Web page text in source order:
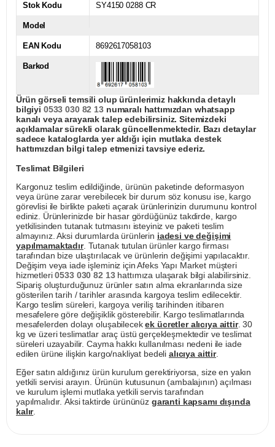
Stok Kodu SY4150 0288 CR
Model
EAN Kodu 8692617058103
Barkod
Ürün görseli temsili olup ürünlerimiz hakkında detaylı
bilgiyi 0533 030 82 13numaralı hattımızdan whatsapp
kanalı veya arayarak talep edebilirsiniz. Sitemizdeki
açıklamalar sürekli olarak güncellenmektedir. Bazı detaylar
sadece kataloglarda yer aldığı için mutlaka destek
hattımızdan bilgi talep etmenizi tavsiye ederiz.
Teslimat Bilgileri
Kargonuz teslim edildiğinde, ürünün paketinde deformasyon
veya ürüne zarar verebilecek bir durum söz konusu ise, kargo
görevlisi ile birlikte paketi açarak ürünlerinizin durumunu kontrol
ediniz. Ürünlerinizde bir hasar gördüğünüz takdirde, kargo
yetkilisinden tutanak tutmasını isteyiniz ve paketi teslim
almayınız. Aksi durumlarda ürünlerin iadesi ve değişimi
yapılmamaktadır. Tutanak tutulan ürünler kargo firması
tarafından bize ulaştırılacak ve ürünlerin değişimi yapılacaktır.
Değişim veya iade işleminiz için Afeks Yapı Market müşteri
hizmetleri0533 030 82 13hattımıza ulaşarak bilgi alabilirsiniz.
Sipariş oluşturduğunuz ürünler satın alma ekranlarında size
gösterilen tarih / tarihler arasında kargoya teslim edilecektir.
Kargo teslim süreleri, kargoya veriliş tarihinden itibaren
mesafelere göre değişiklik gösterebilir. Kargo teslimatlarında
mesafelerden dolayı oluşabilecekek ücretler alıcıya aittir. 30
kg ve üzeri teslimatlar araç üstü gerçekleşmektedir ve teslimat
süreleri uzayabilir. Cayma hakkı kullanılması nedeni ile iade
edilen ürüne ilişkin kargo/nakliyat bedeli alıcıya aittir.
Eğer satın aldığınız ürün kurulum gerektiriyorsa, size en yakın
yetkili servisi arayın. Ürünün kutusunun (ambalajının) açılması
ve kurulum işlemi mutlaka yetkili servis tarafından
yapılmalıdır. Aksi taktirde ürününüz garanti kapsamı dışında
kalır.